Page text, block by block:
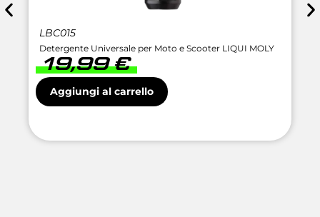
LBC015
Detergente Universale per Moto e Scooter LIQUI MOLY
19,99€
Aggiungi al carrello